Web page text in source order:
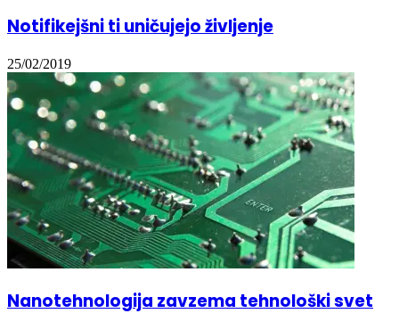
Notifikejšni ti uničujejo življenje
25/02/2019
Nanotehnologija zavzema tehnološki svet